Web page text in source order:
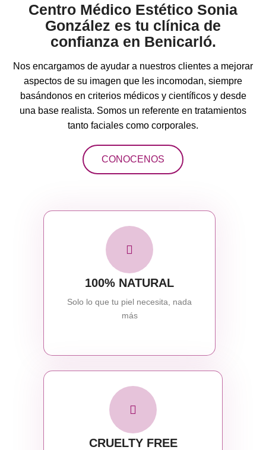
Centro Médico Estético Sonia
González es tu clínica de
confianza en Benicarló.
Nos encargamos de ayudar a nuestros clientes a mejorar
aspectos de su imagen que les incomodan, siempre
basándonos en criterios médicos y científicos y desde
una base realista. Somos un referente en tratamientos
tanto faciales como corporales.
CONOCENOS
100% NATURAL
Solo lo que tu piel necesita, nada
más
CRUELTY FREE